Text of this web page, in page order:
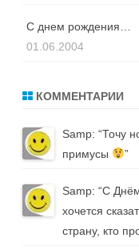
С днем рождения…
01.06.2004
КОММЕНТАРИИ
Samp: “Точу
примусы
”
Samp: “С
хочется
страну, кто